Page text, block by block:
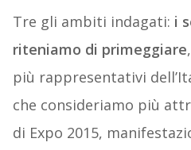
Tre gli ambiti indagati: i
riteniamo di primeggiare
più rappresentativi
che consideriamo più
di Expo 2015,